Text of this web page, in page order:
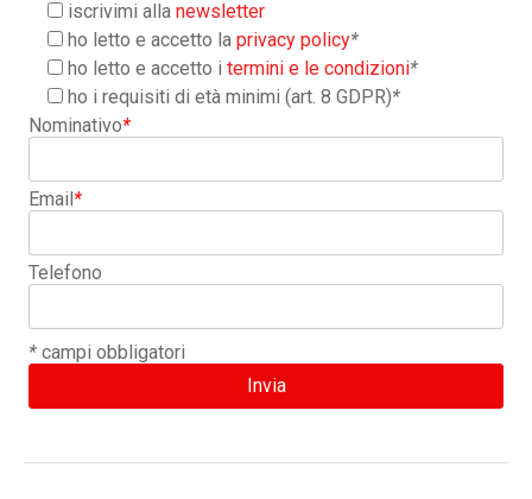
iscrivimi allanewsletter
ho letto e accetto laprivacy policy*
ho letto e accetto itermini e le condizioni*
ho i requisiti di età minimi (art. 8 GDPR)*
Nominativo*
Email*
Telefono
* campi obbligatori